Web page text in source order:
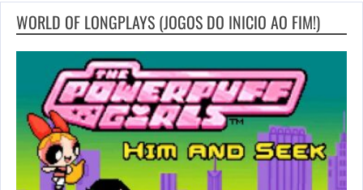
WORLD OF LONGPLAYS (JOGOS DO INICIO AO FIM!)